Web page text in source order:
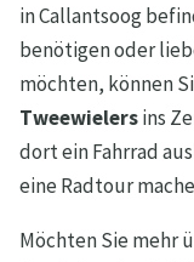
in Callantsoog
benötigen oder
möchten, können
Tweewielersins
dort ein Fahrrad
eine Radtour
Möchten Sie mehr